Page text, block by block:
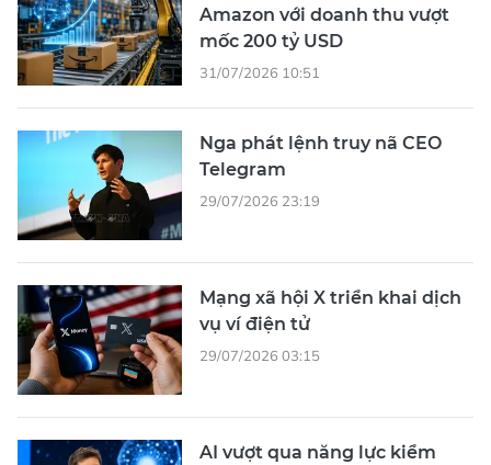
Amazon với doanh thu vượt
mốc 200 tỷ USD
31/07/2026 10:51
Nga phát lệnh truy nã CEO
Telegram
29/07/2026 23:19
Mạng xã hội X triển khai dịch
vụ ví điện tử
29/07/2026 03:15
AI vượt qua năng lực kiểm